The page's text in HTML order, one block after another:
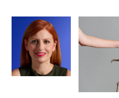
așa mult timp.” Se bucură de ocazia de a lucra cu
cumpărători, vânzători și alți
acceași pasiune pentru